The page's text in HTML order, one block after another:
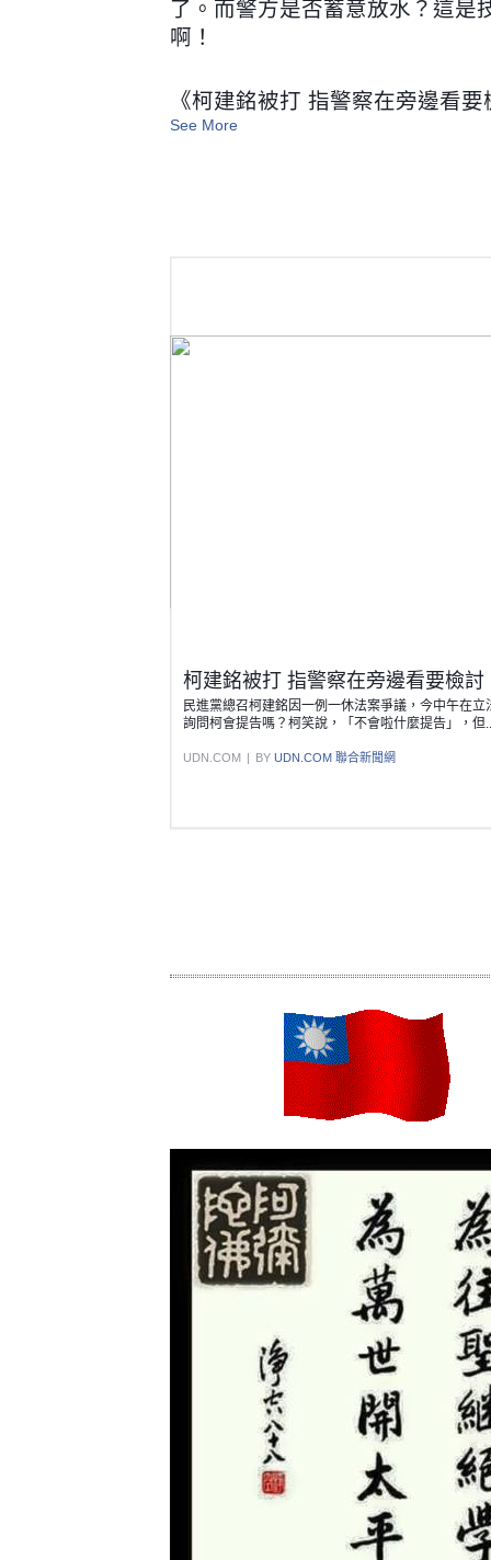
了。而警方是否蓄意放水？這是
啊！
《柯建銘被打 指警察在旁邊看要
See More
柯建銘被打 指警察在旁邊看要檢討
民進黨總召柯建銘因一例一休法案爭議，今中午在
詢問柯會提告嗎？柯笑說，「不會啦什麼提告」，但
UDN.COM | BY UDN.COM 聯合新聞網